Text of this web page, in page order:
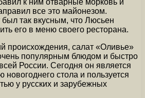
к ним отварные морковь и
все это майонезом.
так вкусным, что Люсьен
его в меню своего ресторана.
происхождения, салат «Оливье»
популярным блюдом и быстро
России. Сегодня он является
стола и пользуется
у русских и зарубежных